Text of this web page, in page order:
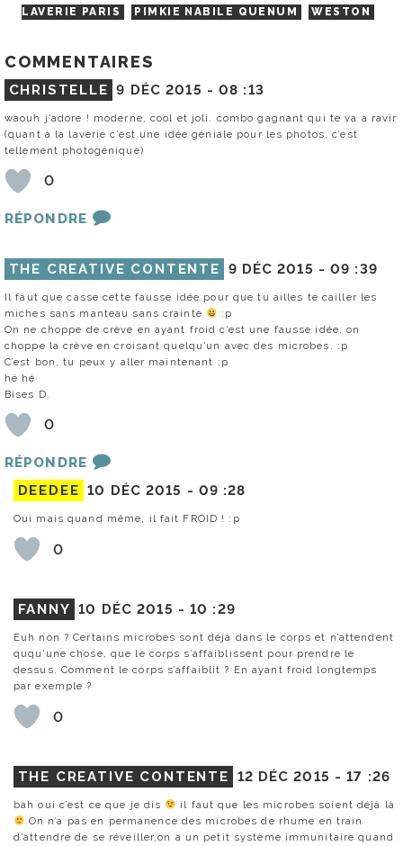
LAVERIE PARIS
PIMKIE NABILE QUENUM WESTON
COMMENTAIRES
CHRISTELLE 9 DÉC 2015 -08 :13
waouh j’adore ! moderne, cool et joli. combo gagnant qui te va à ravir
(quant à la laverie c’est une idée géniale pour les photos, c’est
tellement photogénique)
0
RÉPONDRE
THE CREATIVE CONTENTE 9 DÉC 2015 -09 :39
Il faut que casse cette fausse idée pour que tu ailles te cailler les
miches sans manteau sans crainte
:p
On ne choppe de crève en ayant froid c’est une fausse idée, on
choppe la crève en croisant quelqu’un avec des microbes. :p
C’est bon, tu peux y aller maintenant ;p
hé hé
Bises D.
0
RÉPONDRE
DEEDEE 10 DÉC 2015 - 09 :28
Oui mais quand même, il fait FROID ! :p
0
FANNY 10 DÉC 2015 -10 :29
Euh non ? Certains microbes sont déjà dans le corps et n’attendent
ququ’une chose, que le corps s’affaiblissent pour prendre le
dessus. Comment le corps s’affaiblit ? En ayant froid longtemps
par exemple ?
0
THE CREATIVE CONTENTE 12 DÉC 2015 -17 :26
bah oui c’est ce que je dis
il faut que les microbes soient déjà là
On n’a pas en permanence des microbes de rhume en train
d’attendre de se réveiller,on a un petit système immunitaire quand